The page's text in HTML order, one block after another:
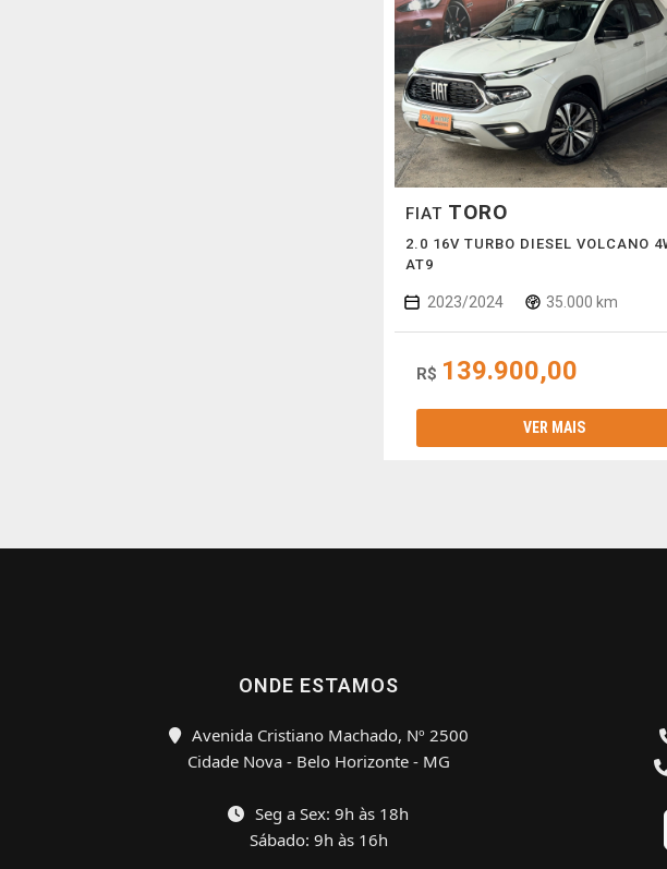
FIAT TORO
2.0 16V TURBO DIESEL VOLCANO
AT9
2023/2024 35.000 km
R$ 139.900,00
VER MAIS
ONDE ESTAMOS
Avenida Cristiano Machado, Nº 2500
Cidade Nova - Belo Horizonte - MG
Seg a Sex: 9h às 18h
Sábado: 9h às 16h